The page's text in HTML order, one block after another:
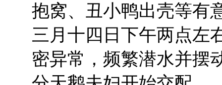
抱窝、丑小鸭出壳等有
三月十四日下午两点左
密异常，频繁潜水并摆